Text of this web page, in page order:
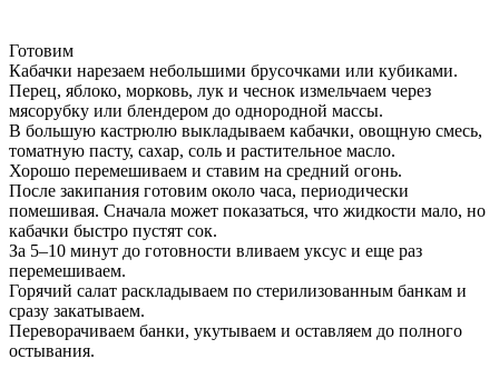
Готовим
Кабачки нарезаем небольшими брусочками или кубиками.
Перец, яблоко, морковь, лук и чеснок измельчаем через
мясорубку или блендером до однородной массы.
В большую кастрюлю выкладываем кабачки, овощную смесь,
томатную пасту, сахар, соль и растительное масло.
Хорошо перемешиваем и ставим на средний огонь.
После закипания готовим около часа, периодически
помешивая. Сначала может показаться, что жидкости мало, но
кабачки быстро пустят сок.
За 5–10 минут до готовности вливаем уксус и еще раз
перемешиваем.
Горячий салат раскладываем по стерилизованным банкам и
сразу закатываем.
Переворачиваем банки, укутываем и оставляем до полного
остывания.